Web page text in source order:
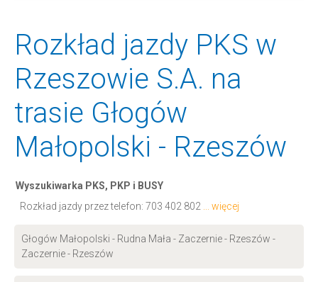
Rozkład jazdy PKS w
Rzeszowie S.A. na
trasie Głogów
Małopolski - Rzeszów
Wyszukiwarka PKS, PKP i BUSY
Rozkład jazdy przez telefon: 703 402 802 ... więcej
Głogów Małopolski - Rudna Mała - Zaczernie - Rzeszów -
Zaczernie - Rzeszów